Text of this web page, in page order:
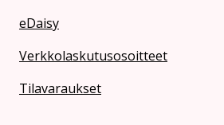
eDaisy
Verkkolaskutusosoitteet
Tilavaraukset